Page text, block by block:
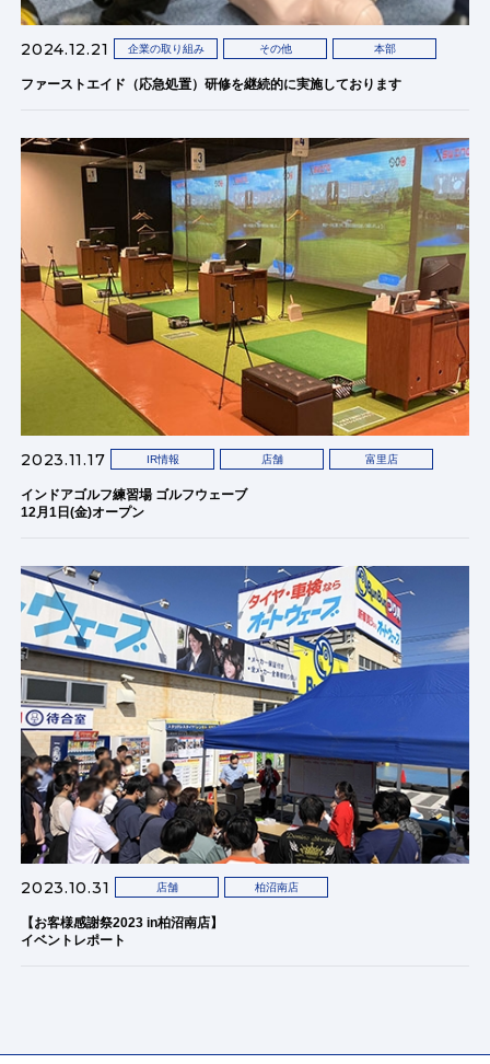
2024.12.21 企業の取り組み その他 本部
ファーストエイド（応急処置）研修を継続的に実施しております
2023.11.17 IR情報 店舗 富里店
インドアゴルフ練習場 ゴルフウェーブ
12月1日(金)オープン
2023.10.31 店舗 柏沼南店
【お客様感謝祭2023 in柏沼南店】
イベントレポート